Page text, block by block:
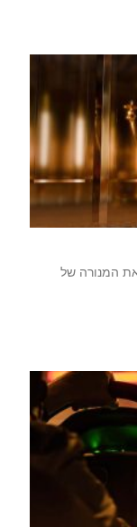
פרשתנו‭ ‬פותחת‭ ‬בציווי‭ ‬אל‭ ‬בני‭ ‬ישראל‭ ‬להדליק‭ ‬את‭ ‬המנורה‭ ‬של‭